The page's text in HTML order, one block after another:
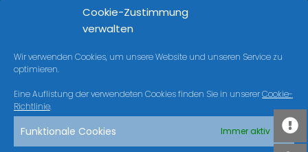
Cookie-Zustimmung
verwalten
Wir verwenden Cookies, um unsere Website und unseren Service zu
optimieren.
Eine Auflistung der verwendeten Cookies finden Sie in unsererCookie-
Richtlinie.
Funktionale Cookies Immer aktiv
Sie befinden sich hier:
Start
NICHTS GEFUNDEN
Es scheint, dass wir nicht finden können, was
Sie suchen. Vielleicht kann die Suche helfen.
Search: